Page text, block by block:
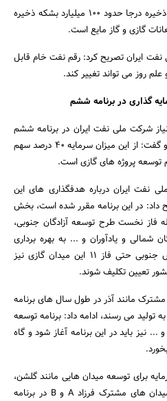
وی ادامه داد: از 157 میلیارد بشکه ذخیره درجا حدود 100 میلیارد بشکه ذخیره
نفت ایران تصریح کرد: رقم نفت خام قابل
روز می تواند تغییر کند.
شرکت ملی نفت ایران در برنامه ششم
توسعه را 100 میلیارد دلار اعلام کرد و گفت: از این میزان سرمایه 40 درصد سهم
نفت ایران درباره هدفگذاری های این
در این برنامه مقرر شده است، بخش
نخست طرح توسعه آزادگان جنوبی،
شمالی و یادآوران و ... به بهره برداری
برسند و طرح های توسعه ای پارس جنوبی حتی فاز 11 این میدان گازی نیز
تعیین تکلیف شوند.
مانند آذر در طول سال های برنامه
می رسند، ادامه داد: برنامه توسعه
... نیز باید در این برنامه آغاز شود و گاه
برای توسعه میدان هایی مانند گلشن،
فردوسی، پارس شمالی و به ویژه میدان های مشترک فرزاد A و B در برنامه